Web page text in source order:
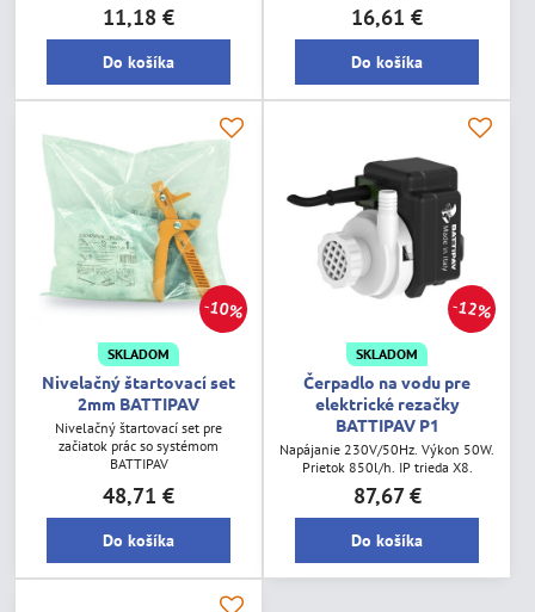
11,18 €
Do košíka
16,61 €
Do košíka
10%
SKLADOM
Nivelačný štartovací set
2mm BATTIPAV
Nivelačný štartovací set pre
začiatok prác so systémom
BATTIPAV
48,71 €
Do košíka
12%
SKLADOM
Čerpadlo na vodu pre
elektrické rezačky
BATTIPAV P1
Napájanie 230V/50Hz. Výkon 50W.
Prietok 850l/h. IP trieda X8.
87,67 €
Do košíka